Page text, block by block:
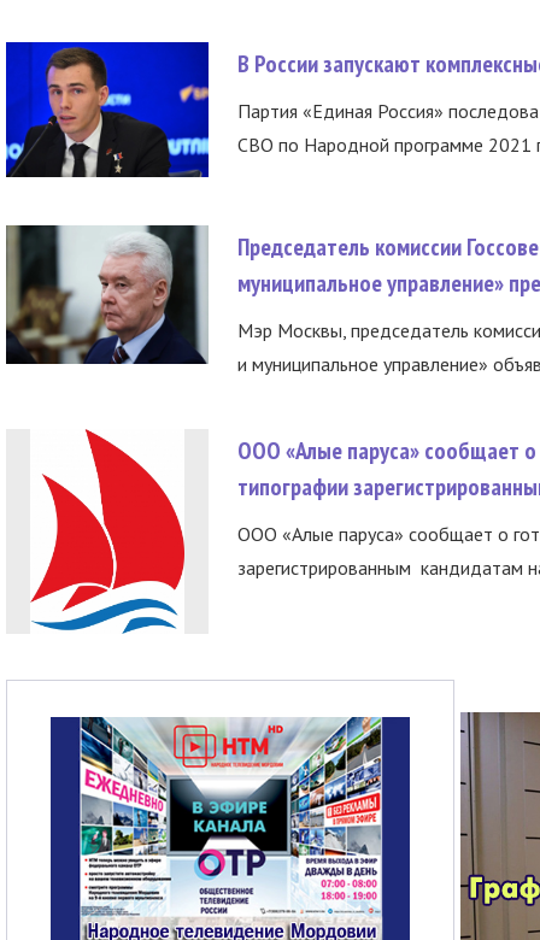
В России запускают
Партия «Единая Россия»
СВО по Народной программе 2021
Председатель комиссии
муниципальное управление»
Мэр Москвы, председатель
и муниципальное управление»
ООО «Алые паруса» сообщает о
типографии
ООО «Алые паруса» сообщает о
зарегистрированным кандидатам